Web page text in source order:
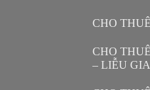
CHO
CHO
– LIỄU